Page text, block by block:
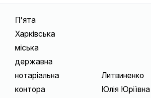
П'ята
Харківська
міська
державна
нотаріальна
контора
Литвиненко
Юлія Юріївна